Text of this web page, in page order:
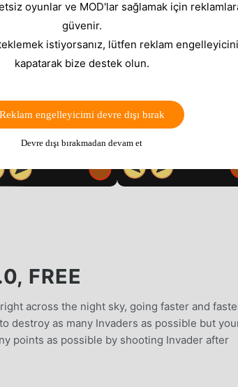
FREE
across the night sky, going faster and
destroy as many Invaders as possible but
points as possible by shooting Invader after
oyunlar ve MOD'lar sağlamak için
güvenir.
istiyorsanız, lütfen reklam
kapatarak bize destek olun.
Reklam engelleyicimi devre dışı bırak
Devre dışı bırakmadan devam et